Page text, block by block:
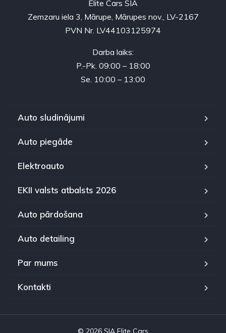
Elite Cars SIA
Zemzaru iela 3, Mārupe, Mārupes nov., LV-2167
PVN Nr. LV44103125974
Darba laiks:
P.-Pk. 09:00 – 18:00
Se. 10:00 – 13:00
Auto sludinājumi
Auto piegāde
Elektroauto
EKII valsts atbalsts 2026
Auto pārdošana
Auto detailing
Par mums
Kontakti
© 2026 SIA Elite Cars